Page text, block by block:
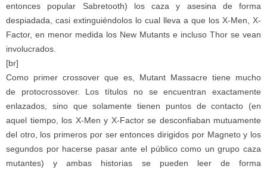
entonces popular Sabretooth) los caza y asesina de forma
despiadada, casi extinguiéndolos lo cual lleva a que los X-Men, X-
Factor, en menor medida los New Mutants e incluso Thor se vean
involucrados.
[br]
Como primer crossover que es, Mutant Massacre tiene mucho
de protocrossover. Los títulos no se encuentran exactamente
enlazados, sino que solamente tienen puntos de contacto (en
aquel tiempo, los X-Men y X-Factor se desconfiaban mutuamente
del otro, los primeros por ser entonces dirigidos por Magneto y los
segundos por hacerse pasar ante el público como un grupo caza
mutantes) y ambas historias se pueden leer de forma